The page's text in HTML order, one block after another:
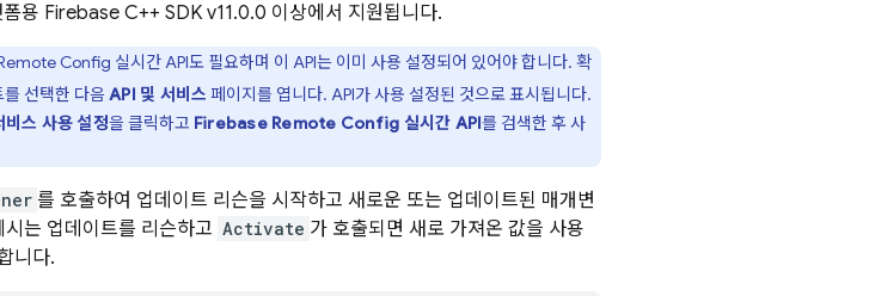
용 Firebase C++ SDK v11.0.0 이상에서 지원됩니다.
Config 실시간 API도 필요하며 이 API는 이미 사용 설정되어 있어야 합니다. 확
선택한 다음API 및 서비스 페이지를 엽니다. API가 사용 설정된 것으로 표시됩니다.
스 사용 설정을 클릭하고 Firebase Remote Config 실시간 API를 검색한 후 사
를 호출하여 업데이트 리슨을 시작하고 새로운 또는 업데이트된 매개변
는 업데이트를 리슨하고 Activate 가 호출되면 새로 가져온 값을 사용
니다.